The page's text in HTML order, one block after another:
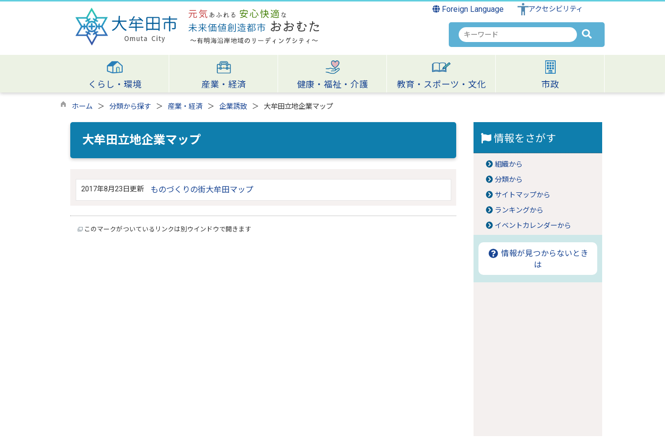
Foreign Language アクセシビリティ
検
索
キ
ワ
ー
くらし・環境 産業・経済 健康・福祉・介護 教育・スポーツ・文化 市政
ホーム 分類から探す 産業・経済 企業誘致 大牟田立地企業マップ
大牟田立地企業マップ
2017年8月23日更新 ものづくりの街大牟田マップ
このマークがついているリンクは別ウインドウで開きます
情報をさがす
組織から
分類から
サイトマップから
ランキングから
イベントカレンダーから
情報が見つからないとき
は